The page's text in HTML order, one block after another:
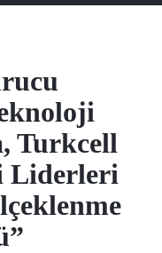
Turkcell
Liderleri